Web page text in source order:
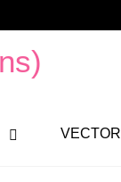
VECTOR